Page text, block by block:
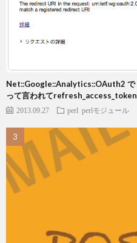
Net::Google::Analytics::OAuth2
って言われて
2013.09.27 perl perlモジュール